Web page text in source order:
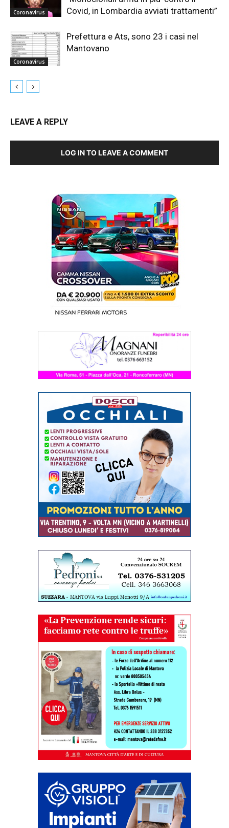
Coronavirus
Covid, in Lombardia avviati trattamenti”
Coronavirus
Prefettura e Ats, sono 23 i casi nel
Mantovano
LEAVE A REPLY
LOG IN TO LEAVE A COMMENT